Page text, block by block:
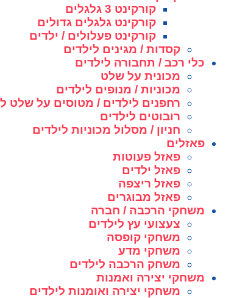
קורקינט 3 גלגלים
קורקינט גלגלים גדולים
קורקינט פעלולים / ילדים
קסדות / מגינים לילדים
כלי רכב / תחבורה לילדים
מכונית על שלט
מכוניות / מנופים לילדים
רחפנים לילדים / מטוסים על שלט
רובוטים לילדים
חניון / מסלול מכוניות לילדים
פאזלים
פאזל פעוטות
פאזל ילדים
פאזל ריצפה
פאזל מבוגרים
משחקי הרכבה / חברה
צעצועי עץ לילדים
משחקי קופסה
משחקי מדע
משחק הרכבה לילדים
משחקי יצירה ואמנות
משחקי יצירה ואומנות לילדים